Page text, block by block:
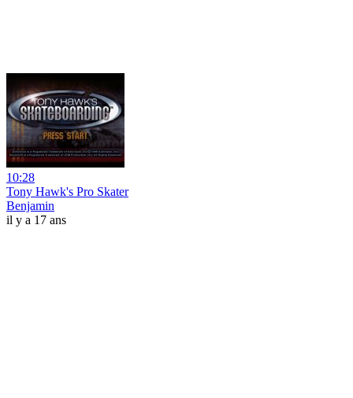
10:28
Tony Hawk's Pro Skater
Benjamin
il y a 17 ans